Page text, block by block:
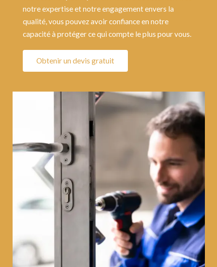
notre expertise et notre engagement envers la
qualité, vous pouvez avoir confiance en notre
capacité à protéger ce qui compte le plus pour vous.
Obtenir un devis gratuit